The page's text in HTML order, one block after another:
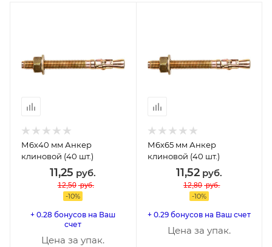
М6х40 мм Анкер
клиновой (40 шт.)
11,25 руб.
12,50 руб.
-10%
+ 0.28 бонусов на Ваш
счет
Цена за упак.
М6х65 мм Анкер
клиновой (40 шт.)
11,52руб.
12,80 руб.
-10%
+ 0.29 бонусов на Ваш счет
Цена за упак.